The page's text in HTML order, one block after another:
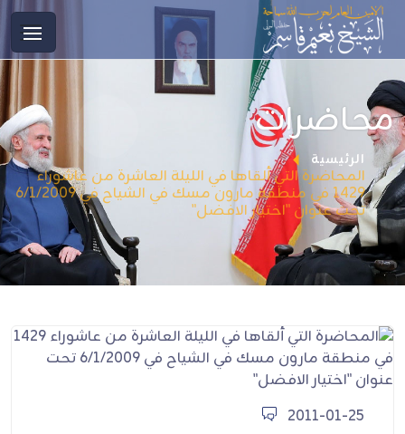
محاضرات
الرئيسية
المحاضرة التي ألقاها في الليلة العاشرة من عاشوراء
1429 في منطقة مارون مسك في الشياح في 6/1/2009
تحت عنوان "اختيار الافضل"
2011-01-25